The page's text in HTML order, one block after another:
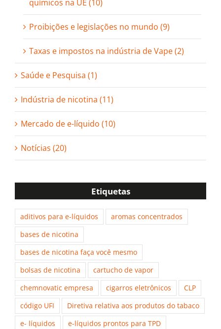
químicos na UE (10)
Proibições e legislações no mundo (9)
Taxas e impostos na indústria de Vape (2)
Saúde e Pesquisa (1)
Indústria de nicotina (11)
Mercado de e-líquido (10)
Notícias (20)
Etiquetas
aditivos para e-líquidos
aromas concentrados
bases de nicotina
bases de nicotina faça você mesmo
bolsas de nicotina
cartucho de vapor
chemnovatic empresa
cigarros eletrônicos
CLP
código UFI
Diretiva relativa aos produtos do tabaco
e- líquidos
e-líquidos prontos para TPD